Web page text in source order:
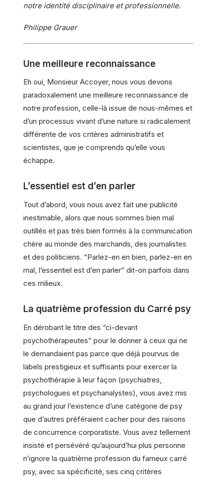
notre identité disciplinaire et professionnelle.
Philippe Grauer
Une meilleure reconnaissance
Eh oui, Monsieur Accoyer, nous vous devons
paradoxalement une meilleure reconnaissance de
notre profession, celle-là issue de nous-mêmes et
d’un processus vivant d’une nature si radicalement
différente de vos critères administratifs et
scientistes, que je comprends qu’elle vous
échappe.
L’essentiel est d’en parler
Tout d’abord, vous nous avez fait une publicité
inestimable, alors que nous sommes bien mal
outillés et pas très bien formés à la communication
chère au monde des marchands, des journalistes
et des politiciens. “Parlez-en en bien, parlez-en en
mal, l’essentiel est d’en parler” dit-on parfois dans
ces milieux.
La quatrième profession du Carré psy
En dérobant le titre des “ci-devant
psychothérapeutes” pour le donner à ceux qui ne
le demandaient pas parce que déjà pourvus de
labels prestigieux et suffisants pour exercer la
psychothérapie à leur façon (psychiatres,
psychologues et psychanalystes), vous avez mis
au grand jour l’existence d’une catégorie de psy
que d’autres préféraient cacher pour des raisons
de concurrence corporatiste. Vous avez tellement
insisté et persévéré qu’aujourd’hui plus personne
n’ignore la quatrième profession du fameux carré
psy, avec sa spécificité, ses cinq critères